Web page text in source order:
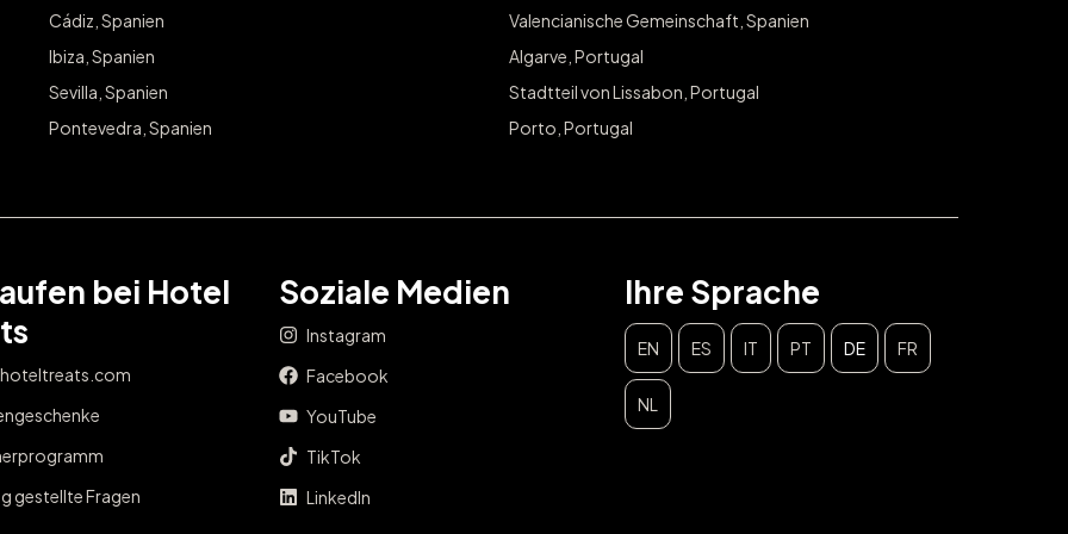
Cádiz, Spanien
Ibiza, Spanien
Sevilla, Spanien
Pontevedra, Spanien
Valencianische Gemeinschaft, Spanien
Algarve, Portugal
Stadtteil von Lissabon, Portugal
Porto, Portugal
bei Hotel
hoteltreats.com
gestellte Fragen
Soziale Medien
Instagram
Facebook
YouTube
TikTok
LinkedIn
Ihre Sprache
EN ES IT PT DE FR
NL